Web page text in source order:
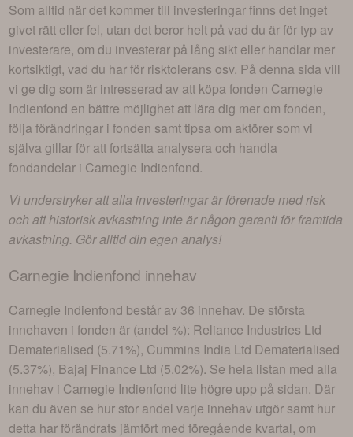
Som alltid när det kommer till investeringar finns det inget
givet rätt eller fel, utan det beror helt på vad du är för typ av
investerare, om du investerar på lång sikt eller handlar mer
kortsiktigt, vad du har för risktolerans osv. På denna sida vill
vi ge dig som är intresserad av att köpa fonden Carnegie
Indienfond en bättre möjlighet att lära dig mer om fonden,
följa förändringar i fonden samt tipsa om aktörer som vi
själva gillar för att fortsätta analysera och handla
fondandelar i Carnegie Indienfond.
Vi understryker att alla investeringar är förenade med risk
och att historisk avkastning inte är någon garanti för framtida
avkastning. Gör alltid din egen analys!
Carnegie Indienfond innehav
Carnegie Indienfond består av 36 innehav. De största
innehaven i fonden är (andel %): Reliance Industries Ltd
Dematerialised (5.71%), Cummins India Ltd Dematerialised
(5.37%), Bajaj Finance Ltd (5.02%). Se hela listan med alla
innehav i Carnegie Indienfond lite högre upp på sidan. Där
kan du även se hur stor andel varje innehav utgör samt hur
detta har förändrats jämfört med föregående kvartal, om